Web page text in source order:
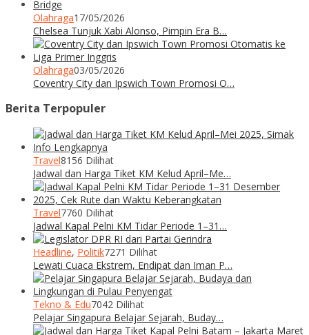
Olahraga17/05/2026
Chelsea Tunjuk Xabi Alonso, Pimpin Era B…
Olahraga03/05/2026
Coventry City dan Ipswich Town Promosi O…
Berita Terpopuler
Travel8156 Dilihat
Jadwal dan Harga Tiket KM Kelud April–Me…
Travel7760 Dilihat
Jadwal Kapal Pelni KM Tidar Periode 1–31…
Headline, Politik7271 Dilihat
Lewati Cuaca Ekstrem, Endipat dan Iman P…
Tekno & Edu7042 Dilihat
Pelajar Singapura Belajar Sejarah, Buday…